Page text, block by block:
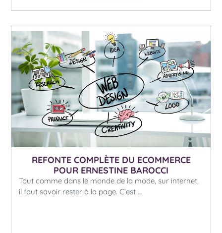
REFONTE COMPLÈTE DU ECOMMERCE
POUR ERNESTINE BAROCCI
Tout comme dans le monde de la mode, sur internet,
il faut savoir rester à la page. C’est …